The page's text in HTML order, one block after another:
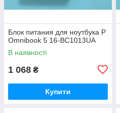
Блок питания для ноутбука P
Omnibook 5 16-BC1013UA
В наявності
1 068 ₴
Купити